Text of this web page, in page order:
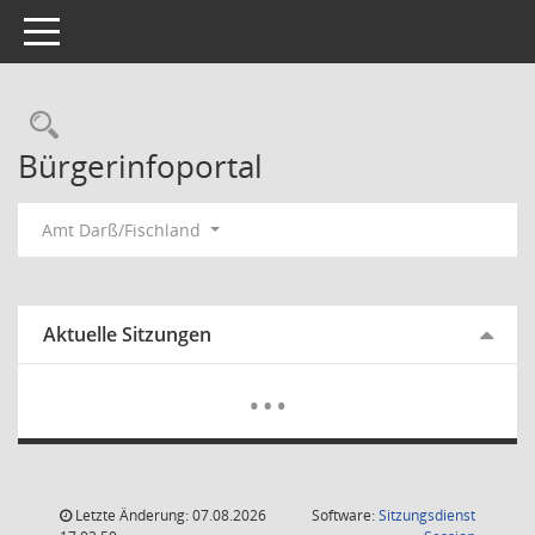
Toggle navigation
Rechercheauswahl
Bürgerinfoportal
Amt Darß/Fischland
Aktuelle Sitzungen
…Mehr
Letzte Änderung: 07.08.2026
Software:Sitzungsdienst